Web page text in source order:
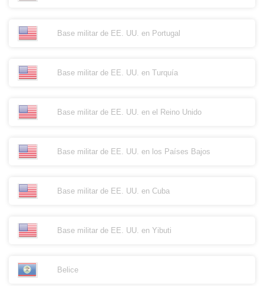
Base militar de EE. UU. en Portugal
Base militar de EE. UU. en Turquía
Base militar de EE. UU. en el Reino Unido
Base militar de EE. UU. en los Países Bajos
Base militar de EE. UU. en Cuba
Base militar de EE. UU. en Yibuti
Belice